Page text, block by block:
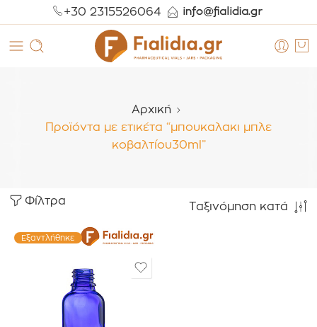
+30 2315526064
Αρχική
Προϊόντα με ετικέτα “μπουκαλακι μπλε
κοβαλτίου30ml”
Φίλτρα Ταξινόμηση κατά
Εξαντλήθηκε